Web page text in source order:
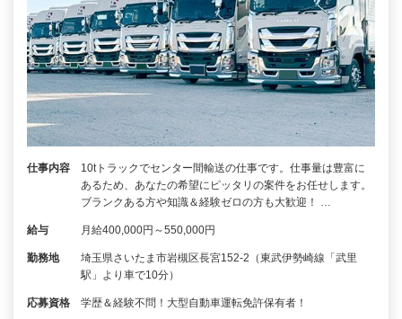
仕事内容
10tトラックでセンター間輸送の仕事です。仕事量は豊富に
あるため、あなたの希望にピッタリの案件をお任せします。
ブランクある方や知識＆経験ゼロの方も大歓迎！ …
給与 月給400,000円～550,000円
勤務地
埼玉県さいたま市岩槻区長宮152-2（東武伊勢崎線「武里
駅」より車で10分）
応募資格 学歴＆経験不問！大型自動車運転免許保有者！